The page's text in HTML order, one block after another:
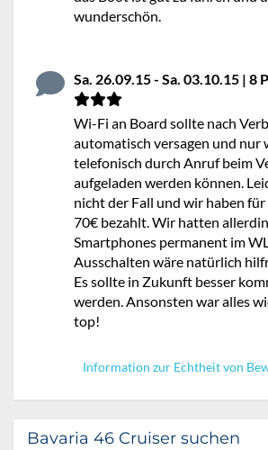
wunderschön.
Sa. 26.09.15 - Sa. 03.10.15 | 8
Wi-Fi an Board sollte nach
automatisch versagen und nur
telefonisch durch Anruf beim
aufgeladen werden können.
nicht der Fall und wir haben
70€ bezahlt. Wir hatten
Smartphones permanent im
Ausschalten wäre natürlich
Es sollte in Zukunft besser
werden. Ansonsten war alles
top!
Information zur Echtheit von
Bavaria 46 Cruiser suchen